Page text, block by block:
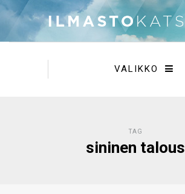
VALIKKO
TAG
sininen talous